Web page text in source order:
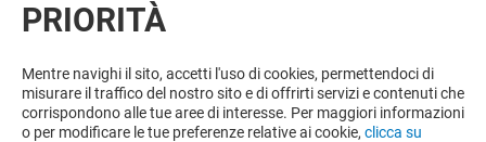
PRIORITÀ
Mentre navighi il sito, accetti l'uso di cookies, permettendoci di
misurare il traffico del nostro sito e di offrirti servizi e contenuti che
corrispondono alle tue aree di interesse. Per maggiori informazioni
o per modificare le tue preferenze relative ai cookie, clicca su